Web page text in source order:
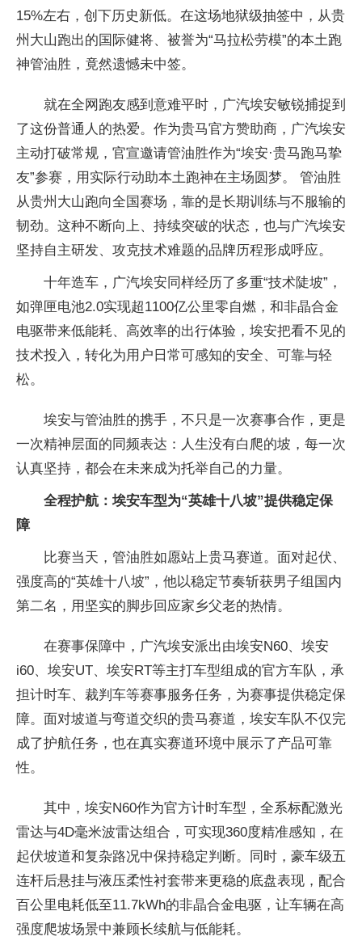
15%左右，创下历史新低。在这场地狱级抽签中，从贵
州大山跑出的国际健将、被誉为“马拉松劳模”的本土跑
神管油胜，竟然遗憾未中签。
就在全网跑友感到意难平时，广汽埃安敏锐捕捉到
了这份普通人的热爱。作为贵马官方赞助商，广汽埃安
主动打破常规，官宣邀请管油胜作为“埃安·贵马跑马挚
友”参赛，用实际行动助本土跑神在主场圆梦。 管油胜
从贵州大山跑向全国赛场，靠的是长期训练与不服输的
韧劲。这种不断向上、持续突破的状态，也与广汽埃安
坚持自主研发、攻克技术难题的品牌历程形成呼应。
十年造车，广汽埃安同样经历了多重“技术陡坡”，
如弹匣电池2.0实现超1100亿公里零自燃，和非晶合金
电驱带来低能耗、高效率的出行体验，埃安把看不见的
技术投入，转化为用户日常可感知的安全、可靠与轻
松。
埃安与管油胜的携手，不只是一次赛事合作，更是
一次精神层面的同频表达：人生没有白爬的坡，每一次
认真坚持，都会在未来成为托举自己的力量。
全程护航：埃安车型为“英雄十八坡”提供稳定保
障
比赛当天，管油胜如愿站上贵马赛道。面对起伏、
强度高的“英雄十八坡”，他以稳定节奏斩获男子组国内
第二名，用坚实的脚步回应家乡父老的热情。
在赛事保障中，广汽埃安派出由埃安N60、埃安
i60、埃安UT、埃安RT等主打车型组成的官方车队，承
担计时车、裁判车等赛事服务任务，为赛事提供稳定保
障。面对坡道与弯道交织的贵马赛道，埃安车队不仅完
成了护航任务，也在真实赛道环境中展示了产品可靠
性。
其中，埃安N60作为官方计时车型，全系标配激光
雷达与4D毫米波雷达组合，可实现360度精准感知，在
起伏坡道和复杂路况中保持稳定判断。同时，豪车级五
连杆后悬挂与液压柔性衬套带来更稳的底盘表现，配合
百公里电耗低至11.7kWh的非晶合金电驱，让车辆在高
强度爬坡场景中兼顾长续航与低能耗。